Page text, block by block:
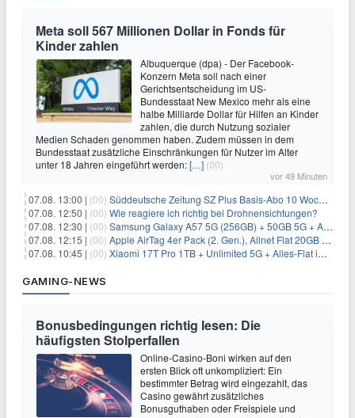
Meta soll 567 Millionen Dollar in Fonds für
Kinder zahlen
Albuquerque (dpa) - Der Facebook-
Konzern Meta soll nach einer
Gerichtsentscheidung im US-
Bundesstaat New Mexico mehr als eine
halbe Milliarde Dollar für Hilfen an Kinder
zahlen, die durch Nutzung sozialer
Medien Schaden genommen haben. Zudem müssen in dem
Bundesstaat zusätzliche Einschränkungen für Nutzer im Alter
unter 18 Jahren eingeführt werden:[…] (00)
vor 49 Minuten
07.08. 13:00 | (00) Süddeutsche Zeitung SZ Plus Basis-Abo 10 Wochen für 10€
07.08. 12:50 | (00) Wie reagiere ich richtig bei Drohnensichtungen?
07.08. 12:30 | (00) Samsung Galaxy A57 5G (256GB) + 50GB 5G + Alles-Flat im Vodafone-Netz für 19,99€/Monat – eff. 2,36€/Monat
07.08. 12:15 | (00) Apple AirTag 4er Pack (2. Gen.), Allnet Flat 20GB 5G im Telekom-Netz für 14,99€/Monat – eff. 2,07€/Monat
07.08. 10:45 | (00) Xiaomi 17T Pro 1TB + Unlimited 5G + Alles-Flat im o2 Netz für 29,99€/Monat – eff. 1,15€/Monat
GAMING-NEWS
Bonusbedingungen richtig lesen: Die
häufigsten Stolperfallen
Online-Casino-Boni wirken auf den
ersten Blick oft unkompliziert: Ein
bestimmter Betrag wird eingezahlt, das
Casino gewährt zusätzliches
Bonusguthaben oder Freispiele und